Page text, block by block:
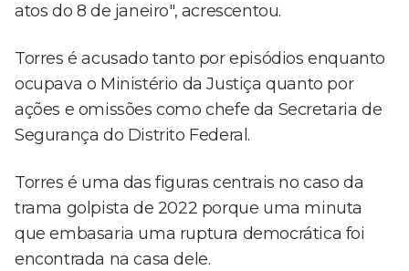
atos do 8 de janeiro", acrescentou.
Torres é acusado tanto por episódios enquanto
ocupava o Ministério da Justiça quanto por
ações e omissões como chefe da Secretaria de
Segurança do Distrito Federal.
Torres é uma das figuras centrais no caso da
trama golpista de 2022 porque uma minuta
que embasaria uma ruptura democrática foi
encontrada na casa dele.